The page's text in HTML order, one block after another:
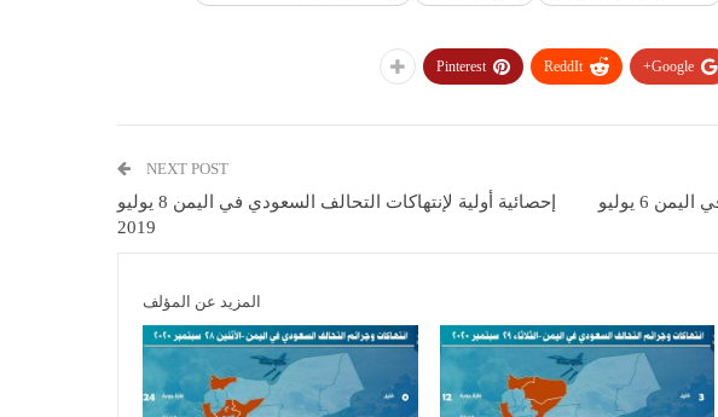
Google+
ReddIt
Pinterest
إحصائية أولية لإنتهاكات التحالف السعودي في اليمن 6 يوليو
NEXT POST
إحصائية أولية لإنتهاكات التحالف السعودي في اليمن 8 يوليو
2019
المزيد عن المؤلف